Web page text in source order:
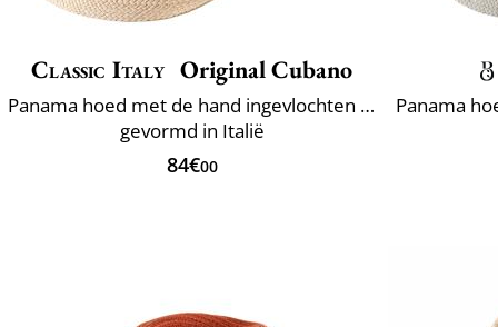
Classic Italy Original Cubano
Panama hoed met de hand ingevlochten in Ecuador
gevormd in Italië
84€00